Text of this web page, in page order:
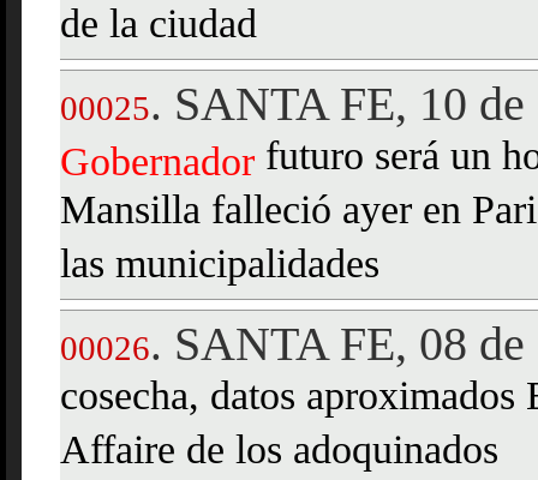
de la ciudad
00025. SANTA FE, 10
Gobernador futuro será un
Mansilla falleció ayer en
las municipalidades
00026. SANTA FE, 08
cosecha, datos
Affaire de los adoquinados